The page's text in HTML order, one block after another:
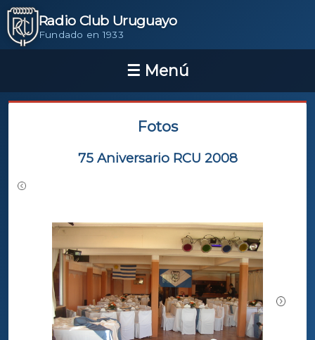
Radio Club Uruguayo
Fundado en 1933
Fotos
75 Aniversario RCU 2008